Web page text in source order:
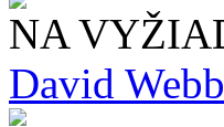
NA
David